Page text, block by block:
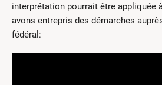
interprétation pourrait être appliquée
avons entrepris des démarches
fédéral: